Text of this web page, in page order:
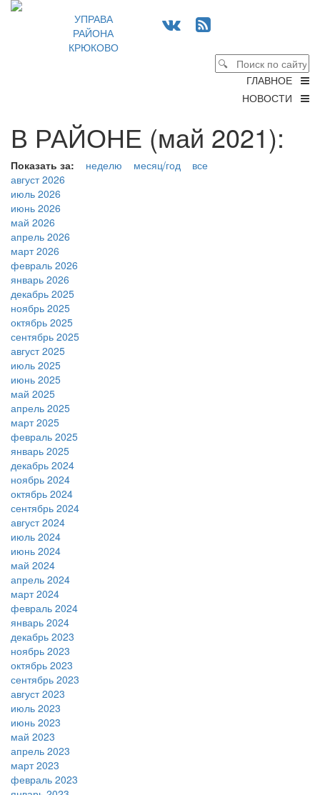
УПРАВА
РАЙОНА
КРЮКОВО
ГЛАВНОЕ
НОВОСТИ
В РАЙОНЕ (май 2021):
Показать за: неделю месяц/год
все
август 2026
июль 2026
июнь 2026
май 2026
апрель 2026
март 2026
февраль 2026
январь 2026
декабрь 2025
ноябрь 2025
октябрь 2025
сентябрь 2025
август 2025
июль 2025
июнь 2025
май 2025
апрель 2025
март 2025
февраль 2025
январь 2025
декабрь 2024
ноябрь 2024
октябрь 2024
сентябрь 2024
август 2024
июль 2024
июнь 2024
май 2024
апрель 2024
март 2024
февраль 2024
январь 2024
декабрь 2023
ноябрь 2023
октябрь 2023
сентябрь 2023
август 2023
июль 2023
июнь 2023
май 2023
апрель 2023
март 2023
февраль 2023